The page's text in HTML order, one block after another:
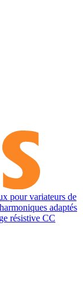
pour variateurs de
adaptés
résistive CC